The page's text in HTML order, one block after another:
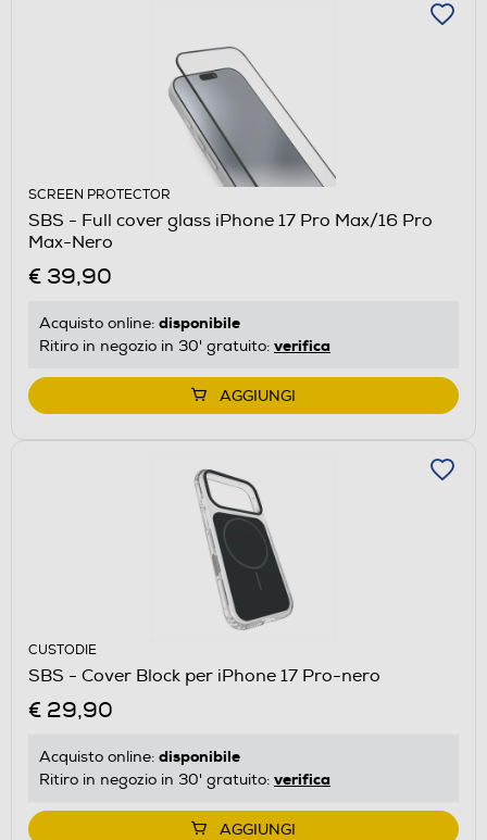
SCREEN PROTECTOR
SBS - Full cover glass iPhone 17 Pro Max/16 Pro
Max-Nero
€ 39,90
Acquisto online: disponibile
Ritiro in negozio in 30' gratuito: verifica
AGGIUNGI
CUSTODIE
SBS - Cover Block per iPhone 17 Pro-nero
€ 29,90
Acquisto online: disponibile
Ritiro in negozio in 30' gratuito: verifica
AGGIUNGI